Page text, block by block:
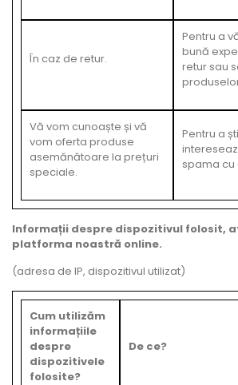
În caz de retur.
Pentru a
bună
retur sau
Vă vom cunoaște și vă
vom oferta produse
asemănătoare la prețuri
speciale.
Pentru a
spama cu
Informații despre dispozitivul folosit,
platforma noastră online.
(adresa de IP, dispozitivul utilizat)
Cum utilizăm
informațiile
despre
dispozitivele
folosite?
De ce?